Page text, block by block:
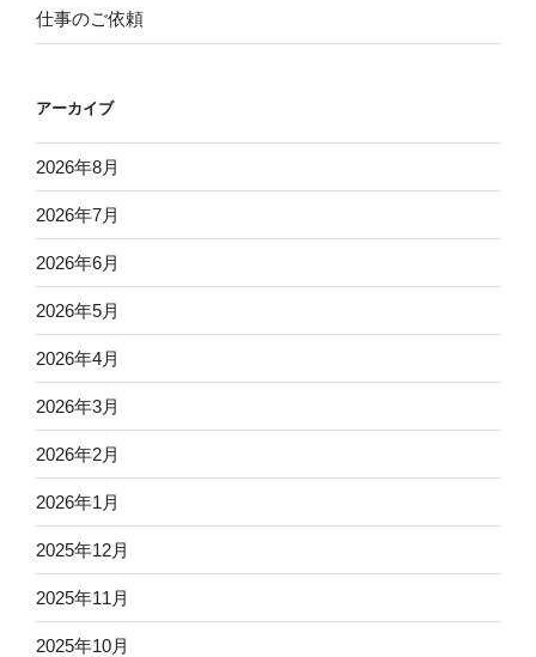
仕事のご依頼
アーカイブ
2026年8月
2026年7月
2026年6月
2026年5月
2026年4月
2026年3月
2026年2月
2026年1月
2025年12月
2025年11月
2025年10月